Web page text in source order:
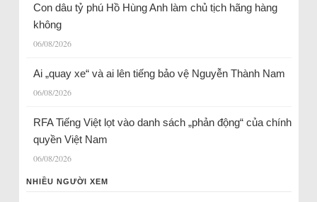
Con dâu tỷ phú Hồ Hùng Anh làm chủ tịch hãng hàng
không
06/08/2026
Ai „quay xe“ và ai lên tiếng bảo vệ Nguyễn Thành Nam
06/08/2026
RFA Tiếng Việt lọt vào danh sách „phản động“ của chính
quyền Việt Nam
06/08/2026
NHIỀU NGƯỜI XEM